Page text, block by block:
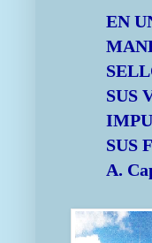
EN
SUS
SUS
A.